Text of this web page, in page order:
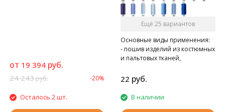
от 19 394 руб.
24 243руб. -20%
Осталось 2 шт.
Ещё 25 вариантов
Основные виды применения:
- пошив изделий из костюмных
и пальтовых тканей,
- при швейно-клеевом
скреплении книг в типографии
22 руб.
В наличии